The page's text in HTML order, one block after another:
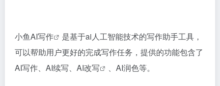
小鱼AI写作
是基于ai人工智能技术的写作助手工具，
可以帮助用户更好的完成写作任务，提供的功能包含了
AI写作、AI续写、 AI改写 、AI润色等。